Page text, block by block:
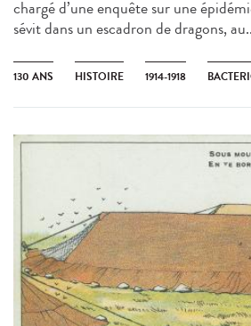
chargé d’une enquête sur une
sévit dans un escadron de dragons,
130 ANS HISTOIRE 1914-1918